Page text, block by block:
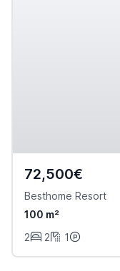
72,500€
Besthome Resort
100 m²
2
2 1